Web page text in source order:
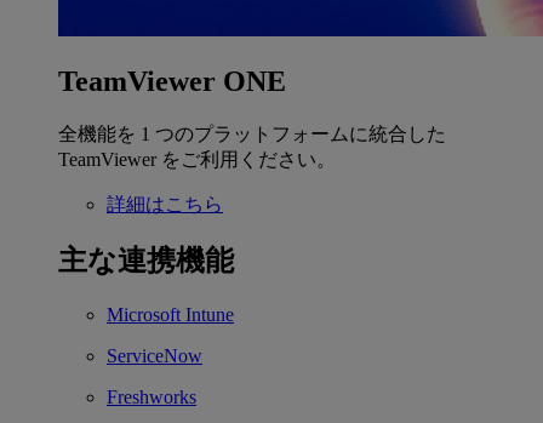
TeamViewer ONE
全機能を 1 つのプラットフォームに統合した
TeamViewer をご利用ください。
詳細はこちら
主な連携機能
Microsoft Intune
ServiceNow
Freshworks